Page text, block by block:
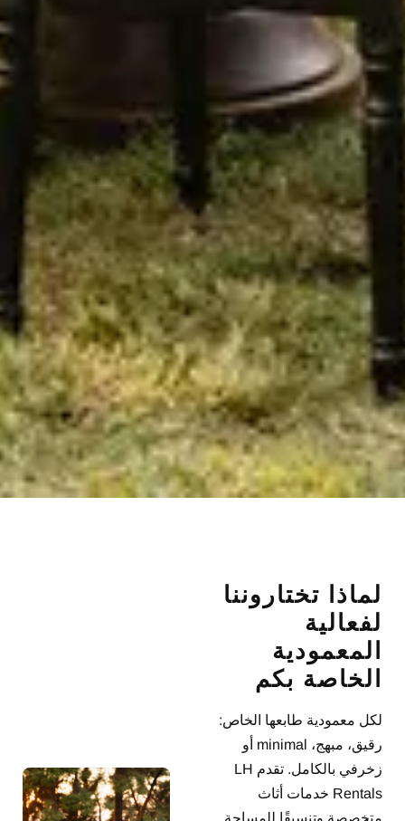
لماذا تختاروننا
لفعالية
المعمودية
الخاصة بكم
لكل معمودية طابعها الخاص:
رقيق، مبهج، minimal أو
زخرفي بالكامل. تقدم LH
Rentals خدمات أثاث
متخصصة وتنسيقًا للمساحة